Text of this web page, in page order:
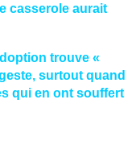
casserole aurait
trouve «
surtout quand
qui en ont souffert